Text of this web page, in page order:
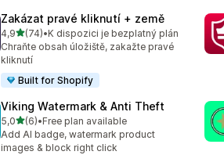
Zakázat pravé kliknutí + země
4,9z 5 hvězd
(74)
Celkový počet recenzí: 74
•K dispozici je bezplatný plán
Chraňte obsah úložiště, zakažte pravé
kliknutí
Built for Shopify
Viking Watermark & Anti Theft
5,0z 5 hvězd
(6)
Celkový počet recenzí: 6
•Free plan available
Add AI badge, watermark product
images & block right click